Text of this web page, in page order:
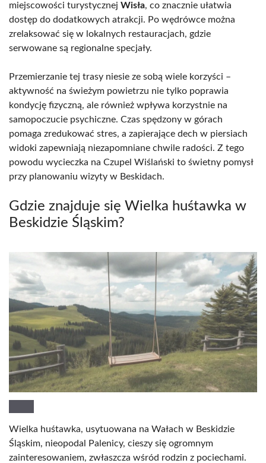
miejscowości turystycznej Wisła, co znacznie ułatwia
dostęp do dodatkowych atrakcji. Po wędrówce można
zrelaksować się w lokalnych restauracjach, gdzie
serwowane są regionalne specjały.
Przemierzanie tej trasy niesie ze sobą wiele korzyści –
aktywność na świeżym powietrzu nie tylko poprawia
kondycję fizyczną, ale również wpływa korzystnie na
samopoczucie psychiczne. Czas spędzony w górach
pomaga zredukować stres, a zapierające dech w piersiach
widoki zapewniają niezapomniane chwile radości. Z tego
powodu wycieczka na Czupel Wiślański to świetny pomysł
przy planowaniu wizyty w Beskidach.
Gdzie znajduje się Wielka huśtawka w
Beskidzie Śląskim?
Wielka huśtawka, usytuowana na Wałach w Beskidzie
Śląskim, nieopodal Palenicy, cieszy się ogromnym
zainteresowaniem, zwłaszcza wśród rodzin z pociechami.